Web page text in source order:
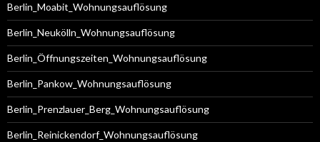
Berlin_Moabit_Wohnungsauflösung
Berlin_Neukölln_Wohnungsauflösung
Berlin_Öffnungszeiten_Wohnungsauflösung
Berlin_Pankow_Wohnungsauflösung
Berlin_Prenzlauer_Berg_Wohnungsauflösung
Berlin_Reinickendorf_Wohnungsauflösung